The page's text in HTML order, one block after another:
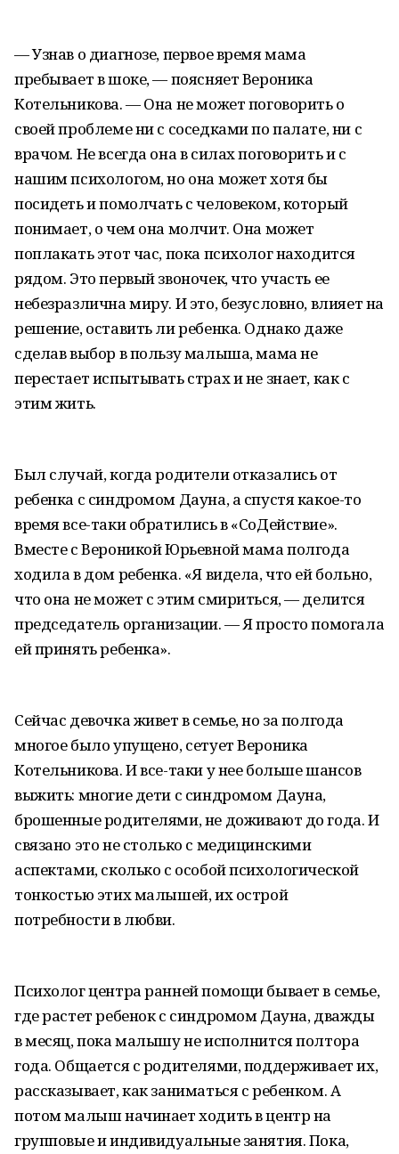
— Узнав о диагнозе, первое время мама
пребывает в шоке, — поясняет Вероника
Котельникова. — Она не может поговорить о
своей проблеме ни с соседками по палате, ни с
врачом. Не всегда она в силах поговорить и с
нашим психологом, но она может хотя бы
посидеть и помолчать с человеком, который
понимает, о чем она молчит. Она может
поплакать этот час, пока психолог находится
рядом. Это первый звоночек, что участь ее
небезразлична миру. И это, безусловно, влияет на
решение, оставить ли ребенка. Однако даже
сделав выбор в пользу малыша, мама не
перестает испытывать страх и не знает, как с
этим жить.
Был случай, когда родители отказались от
ребенка с синдромом Дауна, а спустя какое-то
время все-таки обратились в «СоДействие».
Вместе с Вероникой Юрьевной мама полгода
ходила в дом ребенка. «Я видела, что ей больно,
что она не может с этим смириться, — делится
председатель организации. — Я просто помогала
ей принять ребенка».
Сейчас девочка живет в семье, но за полгода
многое было упущено, сетует Вероника
Котельникова. И все-таки у нее больше шансов
выжить: многие дети с синдромом Дауна,
брошенные родителями, не доживают до года. И
связано это не столько с медицинскими
аспектами, сколько с особой психологической
тонкостью этих малышей, их острой
потребности в любви.
Психолог центра ранней помощи бывает в семье,
где растет ребенок с синдромом Дауна, дважды
в месяц, пока малышу не исполнится полтора
года. Общается с родителями, поддерживает их,
рассказывает, как заниматься с ребенком. А
потом малыш начинает ходить в центр на
групповые и индивидуальные занятия. Пока,